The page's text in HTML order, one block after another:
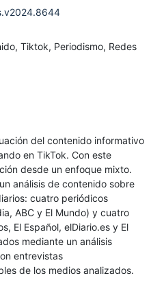
Tiktok, Periodismo, Redes
del contenido informativo
en TikTok. Con este
desde un enfoque mixto.
análisis de contenido sobre
cuatro periódicos
ABC y El Mundo) y cuatro
El Español, elDiario.es y El
mediante un análisis
entrevistas
de los medios analizados.